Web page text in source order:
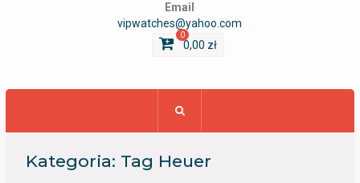
Email
vipwatches@yahoo.com
0
0,00 zł
Kategoria: Tag Heuer